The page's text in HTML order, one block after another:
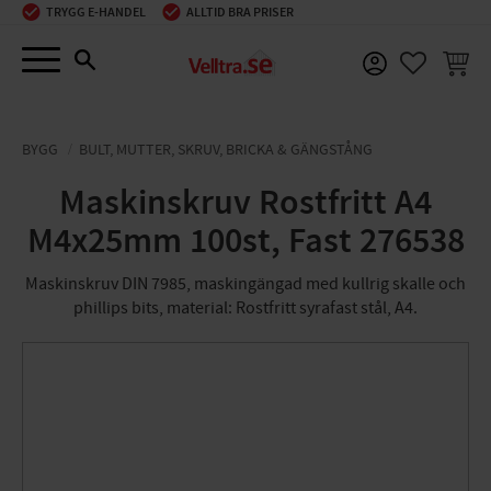
Meny
TRYGG E-HANDEL ALLTID BRA PRISER
BYGG BULT, MUTTER, SKRUV, BRICKA & GÄNGSTÅNG
Maskinskruv Rostfritt A4
M4x25mm 100st, Fast 276538
Maskinskruv DIN 7985, maskingängad med kullrig skalle och
phillips bits, material: Rostfritt syrafast stål, A4.